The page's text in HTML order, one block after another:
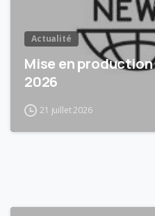
Actualité
Mise en
2026
21 juillet 2026